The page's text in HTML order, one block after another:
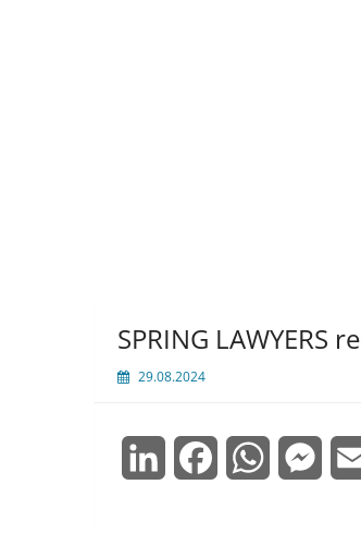
SPRING
29.08.2024
LinkedInFacebookWhatsApp